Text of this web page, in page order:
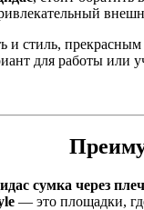
и стиль,
для работы или
сумка через
— это площадки,